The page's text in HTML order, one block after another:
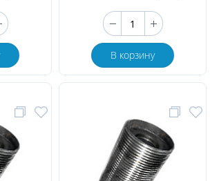
В корзину